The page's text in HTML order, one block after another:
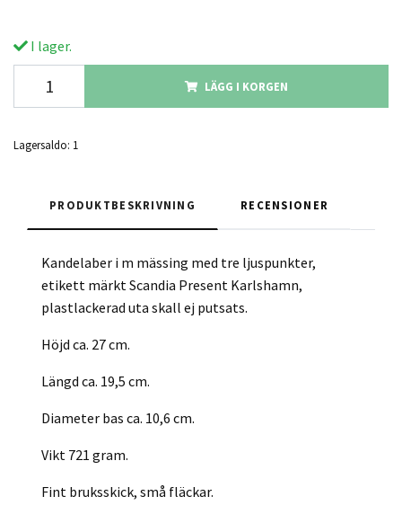
I lager.
LÄGG I KORGEN
Lagersaldo: 1
PRODUKTBESKRIVNING RECENSIONER
Kandelaber i m mässing med tre ljuspunkter,
etikett märkt Scandia Present Karlshamn,
plastlackerad uta skall ej putsats.
Höjd ca. 27 cm.
Längd ca. 19,5 cm.
Diameter bas ca. 10,6 cm.
Vikt 721 gram.
Fint bruksskick, små fläckar.